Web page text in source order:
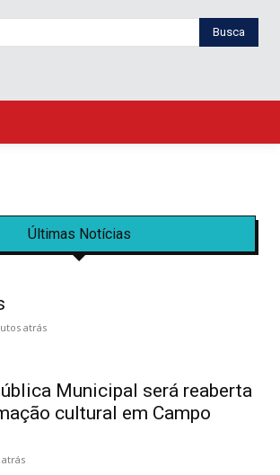
Busca
Últimas Notícias
atrás
Municipal será reaberta
cultural em Campo